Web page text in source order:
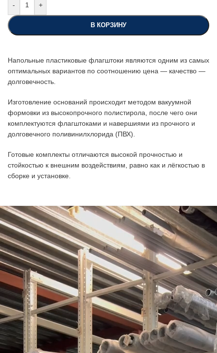
- +
В КОРЗИНУ
Напольные пластиковые флагштоки являются одним из самых
оптимальных вариантов по соотношению цена — качество —
долговечность.
Изготовление оснований происходит методом вакуумной
формовки из высокопрочного полистирола, после чего они
комплектуются флагштоками и навершиями из прочного и
долговечного поливинилхлорида (ПВХ).
Готовые комплекты отличаются высокой прочностью и
стойкостью к внешним воздействиям, равно как и лёгкостью в
сборке и установке.